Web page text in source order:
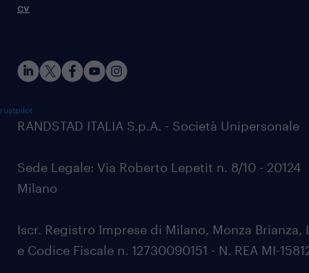
cv
RANDSTAD ITALIA S.p.A. - Società Unipersonale
Sede Legale: Via Roberto Lepetit n. 8/10 - 20124
Milano
Iscr. Registro Imprese di Milano, Monza Brianza,
e Codice Fiscale n. 12730090151 - N. REA MI-